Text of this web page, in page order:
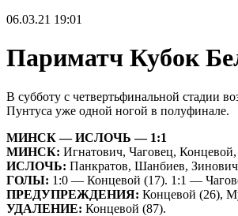
06.03.21 19:01
Париматч Кубок
В субботу с четвертьфинальной стадии
Пунтуса уже одной ногой в полуфинале.
МИНСК — ИСЛОЧЬ — 1:1
МИНСК: Игнатович, Чаговец,
ИСЛОЧЬ: Панкратов, Шанбиев,
ГОЛЫ: 1:0 — Концевой (17). 1:1 —
ПРЕДУПРЕЖДЕНИЯ: Концевой (26),
УДАЛЕНИЕ: Концевой (87).